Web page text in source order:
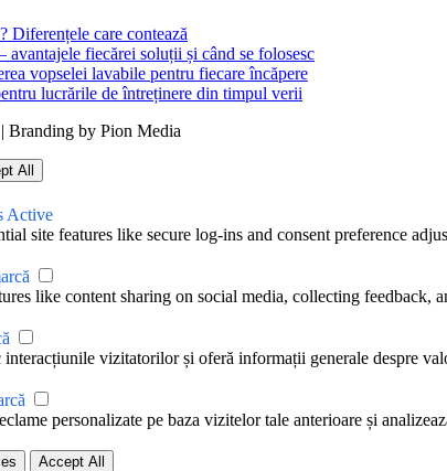
Diferențele care contează
avantajele fiecărei soluții și când se folosesc
vopselei lavabile pentru fiecare încăpere
lucrările de întreținere din timpul verii
Branding by Pion Media
All
Active
site features like secure log-ins and consent preference
like content sharing on social media, collecting feedback,
vizitatorilor și oferă informații generale despre
personalizate pe baza vizitelor tale anterioare și
Accept All